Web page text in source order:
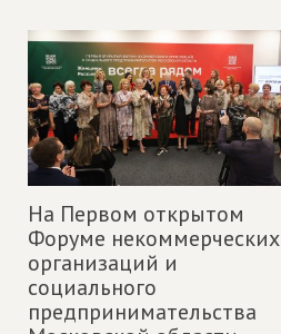
На Первом открытом
Форуме некоммерческих
организаций и
социального
предпринимательства